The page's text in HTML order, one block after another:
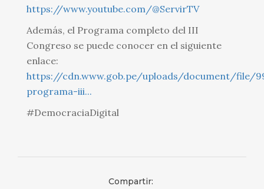
https://www.youtube.com/@ServirTV
Además, el Programa completo del III
Congreso se puede conocer en el siguiente
enlace:
https://cdn.www.gob.pe/uploads/document/file/
programa-iii...
#DemocraciaDigital
Compartir: